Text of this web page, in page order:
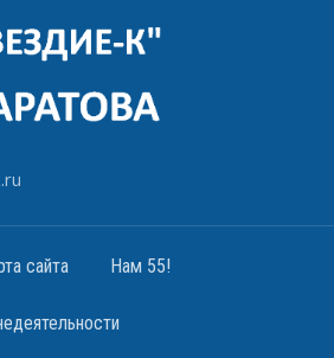
сайта Нам 55!